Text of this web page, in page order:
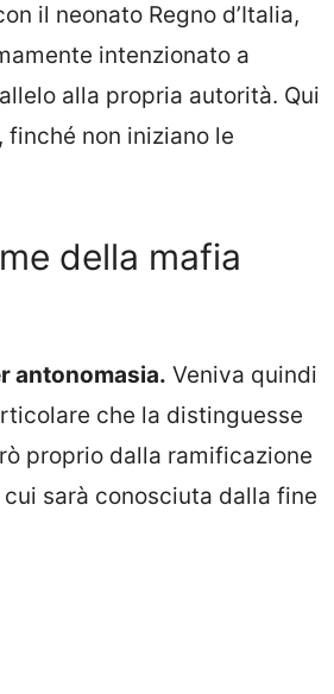
il neonato Regno d’Italia,
intenzionato a
alla propria autorità. Qui
non iniziano le
della mafia
antonomasia. Veniva quindi
che la distinguesse
proprio dalla ramificazione
sarà conosciuta dalla fine